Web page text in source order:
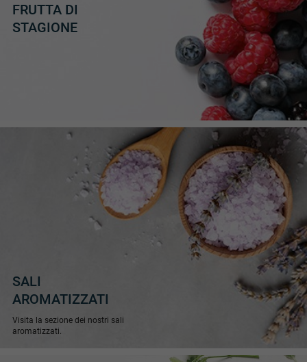
FRUTTA DI
STAGIONE
SALI
AROMATIZZATI
Visita la sezione dei nostri sali
aromatizzati.